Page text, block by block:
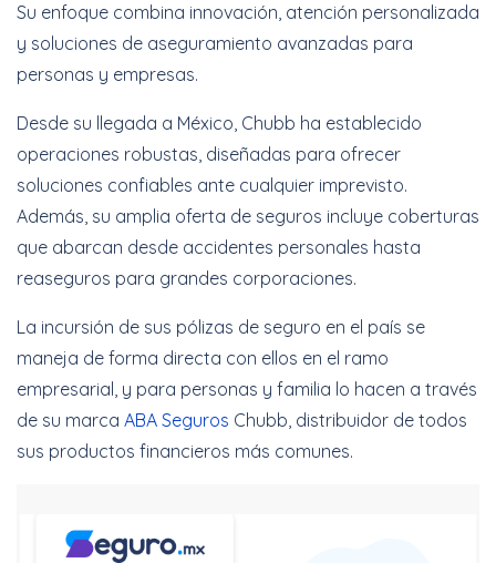
Su enfoque combina innovación, atención personalizada
y soluciones de aseguramiento avanzadas para
personas y empresas.
Desde su llegada a México, Chubb ha establecido
operaciones robustas, diseñadas para ofrecer
soluciones confiables ante cualquier imprevisto.
Además, su amplia oferta de seguros incluye coberturas
que abarcan desde accidentes personales hasta
reaseguros para grandes corporaciones.
La incursión de sus pólizas de seguro en el país se
maneja de forma directa con ellos en el ramo
empresarial, y para personas y familia lo hacen a través
de su marca ABA Seguros Chubb, distribuidor de todos
sus productos financieros más comunes.